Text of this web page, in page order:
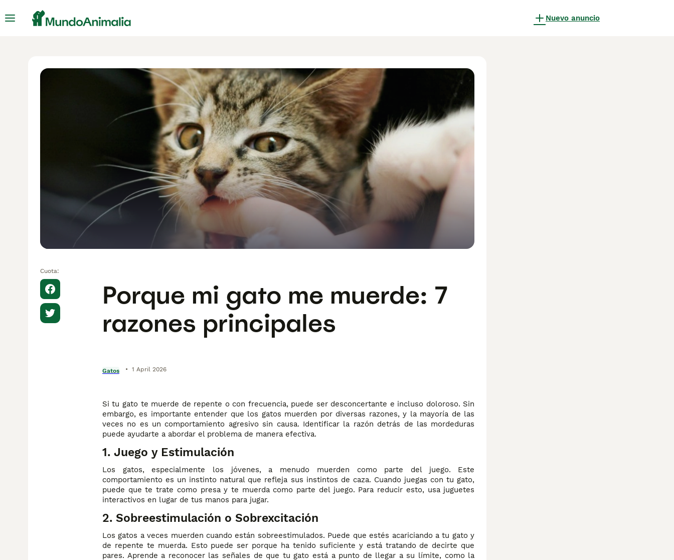
Nuevo anuncio
Cuota:
Porque mi gato me muerde: 7
razones principales
Gatos • 1 April 2026
Si tu gato te muerde de repente o con frecuencia, puede ser desconcertante e incluso doloroso. Sin
embargo, es importante entender que los gatos muerden por diversas razones, y la mayoría de las
veces no es un comportamiento agresivo sin causa. Identificar la razón detrás de las mordeduras
puede ayudarte a abordar el problema de manera efectiva.
1. Juego y Estimulación
Los gatos, especialmente los jóvenes, a menudo muerden como parte del juego. Este
comportamiento es un instinto natural que refleja sus instintos de caza. Cuando juegas con tu gato,
puede que te trate como presa y te muerda como parte del juego. Para reducir esto, usa juguetes
interactivos en lugar de tus manos para jugar.
2. Sobreestimulación o Sobrexcitación
Los gatos a veces muerden cuando están sobreestimulados. Puede que estés acariciando a tu gato y
de repente te muerda. Esto puede ser porque ha tenido suficiente y está tratando de decirte que
pares. Aprende a reconocer las señales de que tu gato está a punto de llegar a su límite, como la